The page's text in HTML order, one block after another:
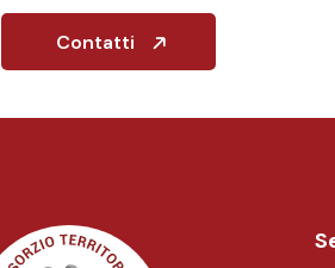
Contatti